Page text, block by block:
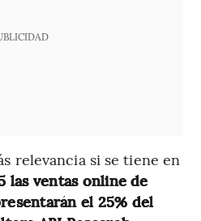
relevancia si se tiene en
las ventas online de
el 25% del